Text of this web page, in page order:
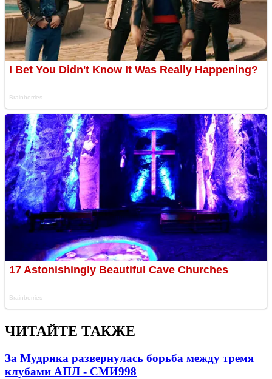
ЧИТАЙТЕ ТАКЖЕ
За Мудрика развернулась борьба между тремя
клубами АПЛ - СМИ998